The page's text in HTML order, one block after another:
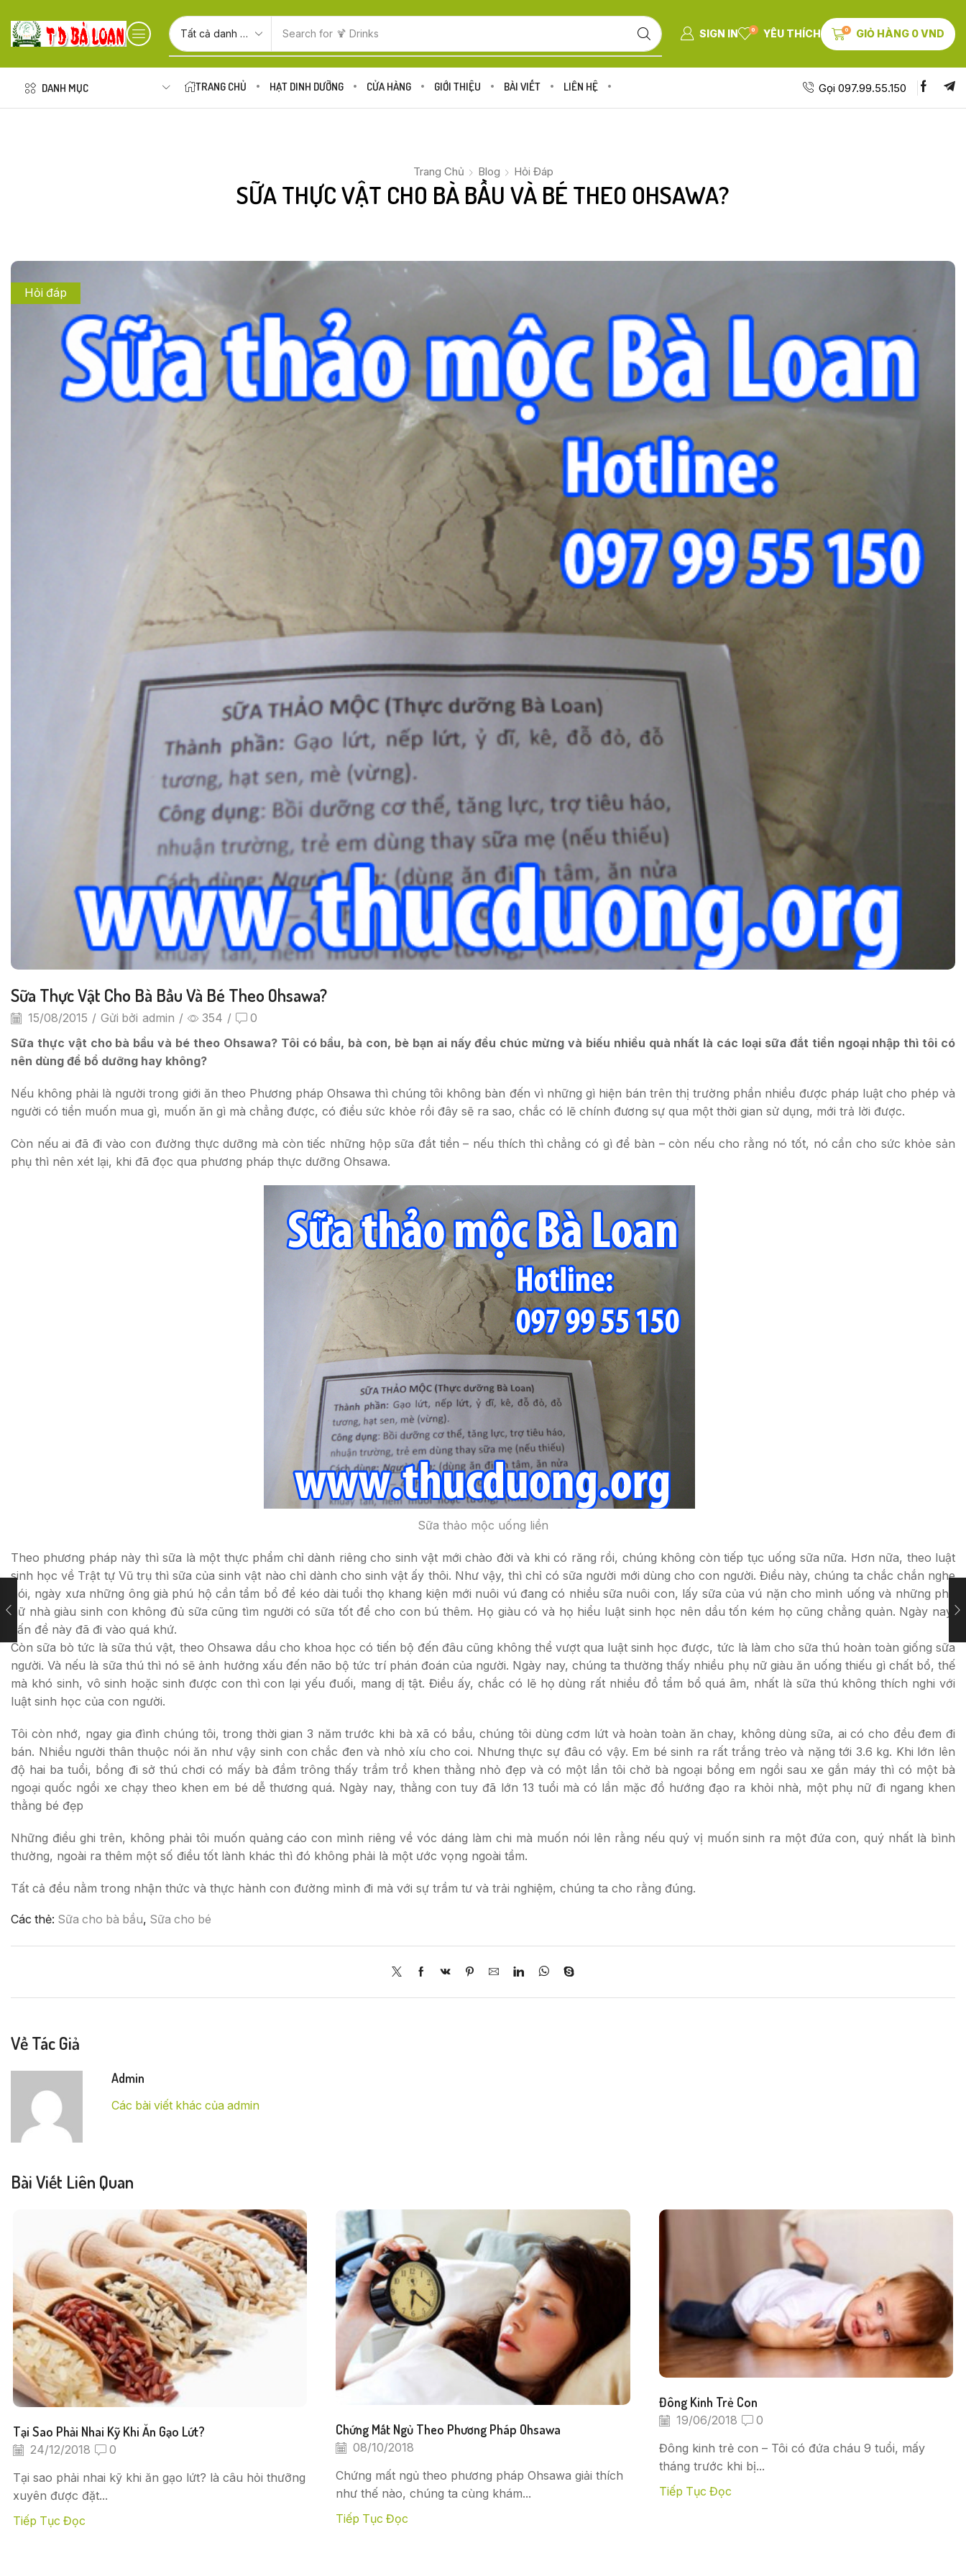
Search for 🍋 Fruits SIGN IN 0 YÊU THÍCH 0 GIỎ HÀNG 0VND
DANH MỤC TRANG CHỦ HẠT DINH DƯỠNG CỬA HÀNG GIỚI THIỆU BÀI VIẾT LIÊN HỆ Gọi 097.99.55.150
Trang Chủ Blog Hỏi Đáp
SỮA THỰC VẬT CHO BÀ BẦU VÀ BÉ THEO OHSAWA?
Hỏi đáp
Sữa Thực Vật Cho Bà Bầu Và Bé Theo Ohsawa?
15/08/2015 / Gửi bởi admin / 354 / 0
Sữa thực vật cho bà bầu và bé theo Ohsawa? Tôi có bầu, bà con, bè bạn ai nấy đều chúc mừng và biếu nhiều quà nhất là các loại sữa đắt tiền ngoại nhập thì tôi có
nên dùng để bổ dưỡng hay không?
Nếu không phải là người trong giới ăn theo Phương pháp Ohsawa thì chúng tôi không bàn đến vì những gì hiện bán trên thị trường phần nhiều được pháp luật cho phép và
người có tiền muốn mua gì, muốn ăn gì mà chẳng được, có điều sức khỏe rồi đây sẽ ra sao, chắc có lẽ chính đương sự qua một thời gian sử dụng, mới trả lời được.
Còn nếu ai đã đi vào con đường thực dưỡng mà còn tiếc những hộp sữa đắt tiền – nếu thích thì chẳng có gì để bàn – còn nếu cho rằng nó tốt, nó cần cho sức khỏe sản
phụ thì nên xét lại, khi đã đọc qua phương pháp thực dưỡng Ohsawa.
Sữa thảo mộc uống liền
Theo phương pháp này thì sữa là một thực phẩm chỉ dành riêng cho sinh vật mới chào đời và khi có răng rồi, chúng không còn tiếp tục uống sữa nữa. Hơn nữa, theo luật
sinh học về Trật tự Vũ trụ thì sữa của sinh vật nào chỉ dành cho sinh vật ấy thôi. Như vậy, thì chỉ có sữa người mới dùng cho con người. Điều này, chúng ta chắc chắn nghe
nói, ngày xưa những ông già phú hộ cần tẩm bổ để kéo dài tuổi thọ khang kiện mới nuôi vú đang có nhiều sữa nuôi con, lấy sữa của vú nặn cho mình uống và những phụ
nữ nhà giàu sinh con không đủ sữa cũng tìm người có sữa tốt để cho con bú thêm. Họ giàu có và họ hiểu luật sinh học nên dầu tốn kém họ cũng chẳng quản. Ngày nay,
vấn đề này đã đi vào quá khứ.
Còn sữa bò tức là sữa thú vật, theo Ohsawa dầu cho khoa học có tiến bộ đến đâu cũng không thể vượt qua luật sinh học được, tức là làm cho sữa thú hoàn toàn giống sữa
người. Và nếu là sữa thú thì nó sẽ ảnh hưởng xấu đến não bộ tức trí phán đoán của người. Ngày nay, chúng ta thường thấy nhiều phụ nữ giàu ăn uống thiếu gì chất bổ, thế
mà khó sinh, vô sinh hoặc sinh được con thì con lại yếu đuối, mang dị tật. Điều ấy, chắc có lẽ họ dùng rất nhiều đồ tẩm bổ quá âm, nhất là sữa thú không thích nghi với
luật sinh học của con người.
Tôi còn nhớ, ngay gia đình chúng tôi, trong thời gian 3 năm trước khi bà xã có bầu, chúng tôi dùng cơm lứt và hoàn toàn ăn chay, không dùng sữa, ai có cho đều đem đi
bán. Nhiều người thân thuộc nói ăn như vậy sinh con chắc đen và nhỏ xíu cho coi. Nhưng thực sự đâu có vậy. Em bé sinh ra rất trắng trẻo và nặng tới 3.6 kg. Khi lớn lên
độ hai ba tuổi, bồng đi sở thú chơi có mấy bà đầm trông thấy trầm trồ khen thằng nhỏ đẹp và có một lần tôi chở bà ngoại bồng em ngồi sau xe gắn máy thì có một bà
ngoại quốc ngồi xe chạy theo khen em bé dễ thương quá. Ngày nay, thằng con tuy đã lớn 13 tuổi mà có lần mặc đồ hướng đạo ra khỏi nhà, một phụ nữ đi ngang khen
thằng bé đẹp
Những điều ghi trên, không phải tôi muốn quảng cáo con mình riêng về vóc dáng làm chi mà muốn nói lên rằng nếu quý vị muốn sinh ra một đứa con, quý nhất là bình
thường, ngoài ra thêm một số điều tốt lành khác thì đó không phải là một ước vọng ngoài tầm.
Tất cả đều nằm trong nhận thức và thực hành con đường mình đi mà với sự trầm tư và trải nghiệm, chúng ta cho rằng đúng.
Các thẻ: Sữa cho bà bầu, Sữa cho bé
Về Tác Giả
Admin
Các bài viết khác của admin
Bài Viết Liên Quan
Tại Sao Phải Nhai Kỹ Khi Ăn Gạo Lứt?
24/12/2018 0
Tại sao phải nhai kỹ khi ăn gạo lứt? là câu hỏi thưỡng
xuyên được đặt...
Tiếp Tục Đọc
Chứng Mất Ngủ Theo Phương Pháp Ohsawa
08/10/2018
Chứng mất ngủ theo phương pháp Ohsawa giải thích
như thế nào, chúng ta cùng khám...
Tiếp Tục Đọc
Đông Kinh Trẻ Con
19/06/2018 0
Đông kinh trẻ con – Tôi có đứa cháu 9 tuổi, mấy
tháng trước khi bị...
Tiếp Tục Đọc